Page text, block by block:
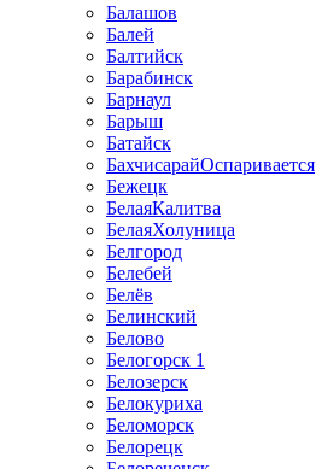
Балашов
Балей
Балтийск
Барабинск
Барнаул
Барыш
Батайск
БахчисарайОспаривается
Бежецк
БелаяКалитва
БелаяХолуница
Белгород
Белебей
Белёв
Белинский
Белово
Белогорск 1
Белозерск
Белокуриха
Беломорск
Белорецк